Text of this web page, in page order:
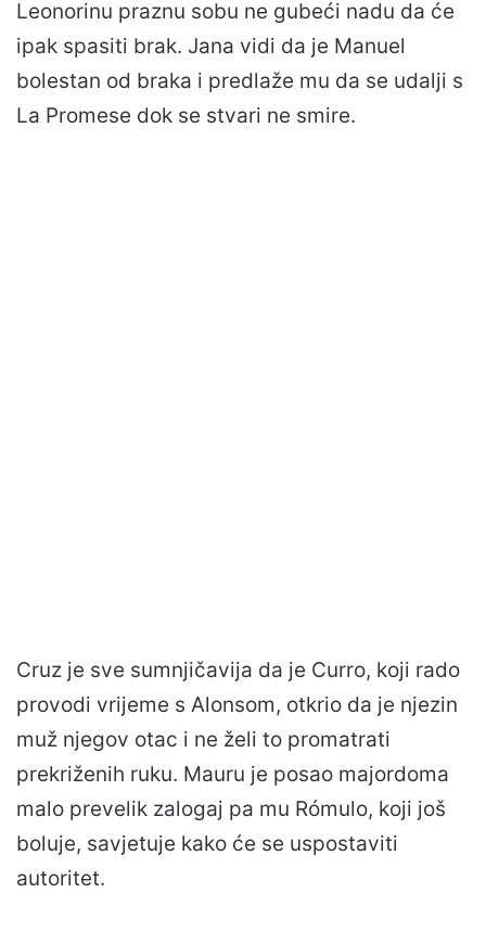
Leonorinu praznu sobu ne gubeći nadu da će
ipak spasiti brak. Jana vidi da je Manuel
bolestan od braka i predlaže mu da se udalji s
La Promese dok se stvari ne smire.
Cruz je sve sumnjičavija da je Curro, koji rado
provodi vrijeme s Alonsom, otkrio da je njezin
muž njegov otac i ne želi to promatrati
prekriženih ruku. Mauru je posao majordoma
malo prevelik zalogaj pa mu Rómulo, koji još
boluje, savjetuje kako će se uspostaviti
autoritet.